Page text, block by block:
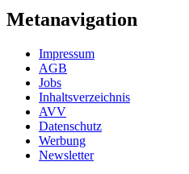
Metanavigation
Impressum
AGB
Jobs
Inhaltsverzeichnis
AVV
Datenschutz
Werbung
Newsletter